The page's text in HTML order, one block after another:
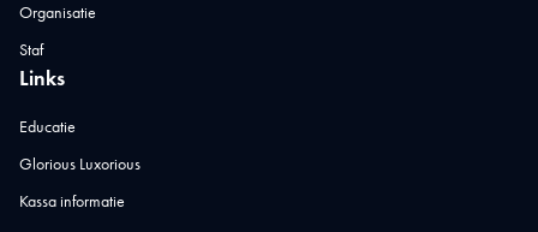
Organisatie
Staf
Links
Educatie
Glorious Luxorious
Kassa informatie